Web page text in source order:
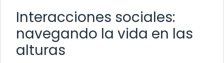
Interacciones sociales:
navegando la vida en las
alturas